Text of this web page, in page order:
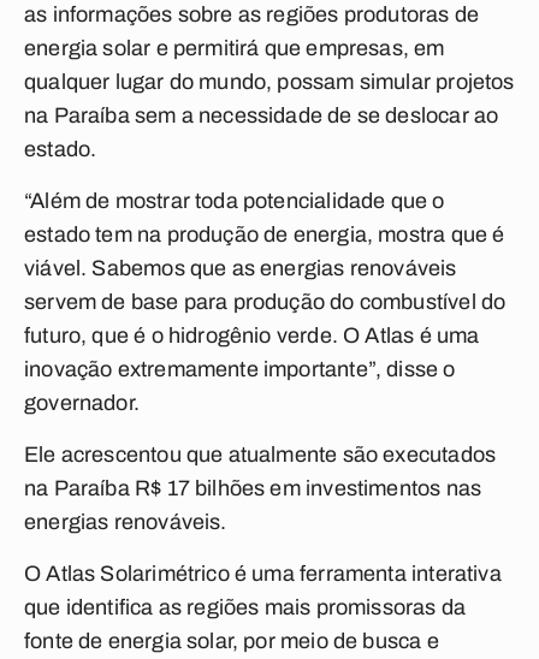
as informações sobre as regiões produtoras de
energia solar e permitirá que empresas, em
qualquer lugar do mundo, possam simular projetos
na Paraíba sem a necessidade de se deslocar ao
estado.
“Além de mostrar toda potencialidade que o
estado tem na produção de energia, mostra que é
viável. Sabemos que as energias renováveis
servem de base para produção do combustível do
futuro, que é o hidrogênio verde. O Atlas é uma
inovação extremamente importante”, disse o
governador.
Ele acrescentou que atualmente são executados
na Paraíba R$ 17 bilhões em investimentos nas
energias renováveis.
O Atlas Solarimétrico é uma ferramenta interativa
que identifica as regiões mais promissoras da
fonte de energia solar, por meio de busca e